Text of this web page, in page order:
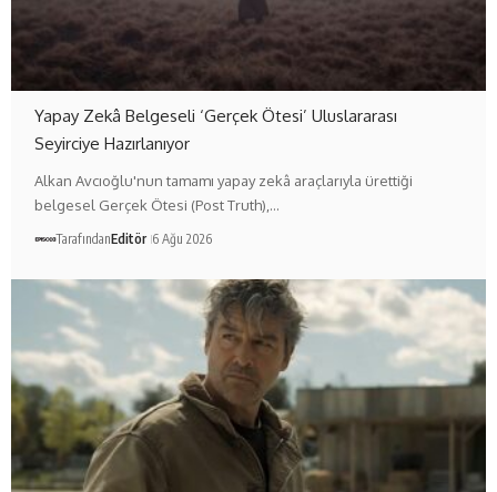
Yapay Zekâ Belgeseli ‘Gerçek Ötesi’ Uluslararası
Seyirciye Hazırlanıyor
Alkan Avcıoğlu'nun tamamı yapay zekâ araçlarıyla ürettiği
belgesel Gerçek Ötesi (Post Truth),…
TarafındanEditör 6 Ağu 2026